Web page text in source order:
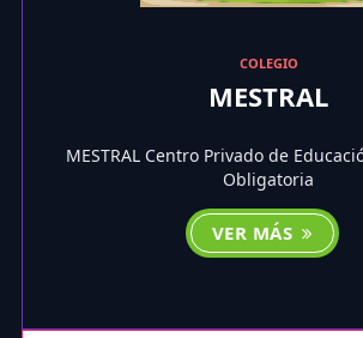
COLEGIO
MESTRAL
MESTRAL Centro Privado de
Obligatoria
VER MÁS